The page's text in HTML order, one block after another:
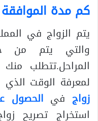
كم مدة
يتم الزواج في
والتي يتم من
المراحل.تتطلب
لمعرفة الوقت الذي
زواجفي الحصول
استخراج تصريح